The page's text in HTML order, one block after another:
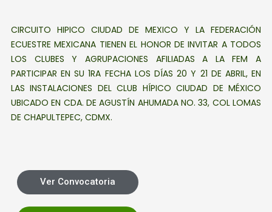
CIRCUITO HIPICO CIUDAD DE MEXICO Y LA FEDERACIÓN
ECUESTRE MEXICANA TIENEN EL HONOR DE INVITAR A TODOS
LOS CLUBES Y AGRUPACIONES AFILIADAS A LA FEM A
PARTICIPAR EN SU 1RA FECHA LOS DÍAS 20 Y 21 DE ABRIL, EN
LAS INSTALACIONES DEL CLUB HÍPICO CIUDAD DE MÉXICO
UBICADO EN CDA. DE AGUSTÍN AHUMADA NO. 33, COL LOMAS
DE CHAPULTEPEC, CDMX.
Ver Convocatoria